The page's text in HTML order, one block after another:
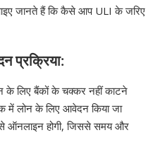
जानते हैं कि कैसे आप ULI के जरिए
प्रक्रिया:
के लिए बैंकों के चक्कर नहीं काटने
में लोन के लिए आवेदन किया जा
ऑनलाइन होगी, जिससे समय और